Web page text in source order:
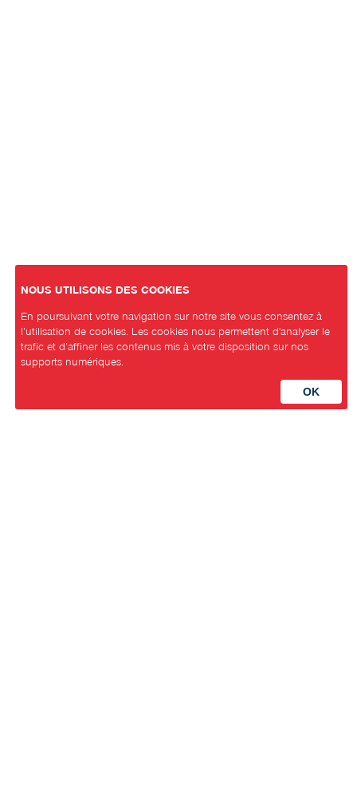
NOUS UTILISONS DES COOKIES
En poursuivant votre navigation sur notre site vous consentez à
l’utilisation de cookies. Les cookies nous permettent d'analyser le
trafic et d’affiner les contenus mis à votre disposition sur nos
supports numériques.